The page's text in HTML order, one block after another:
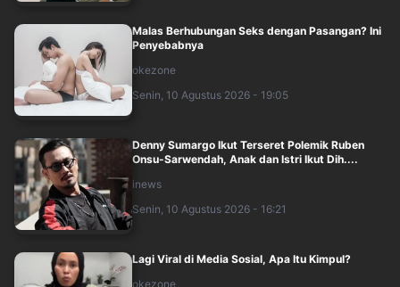
Malas Berhubungan Seks dengan Pasangan? Ini
Penyebabnya
okezone
Senin, 10 Agustus 2026 - 19:05
Denny Sumargo Ikut Terseret Polemik Ruben
Onsu-Sarwendah, Anak dan Istri Ikut Dih....
inews
Senin, 10 Agustus 2026 - 16:21
Lagi Viral di Media Sosial, Apa Itu Kimpul?
okezone